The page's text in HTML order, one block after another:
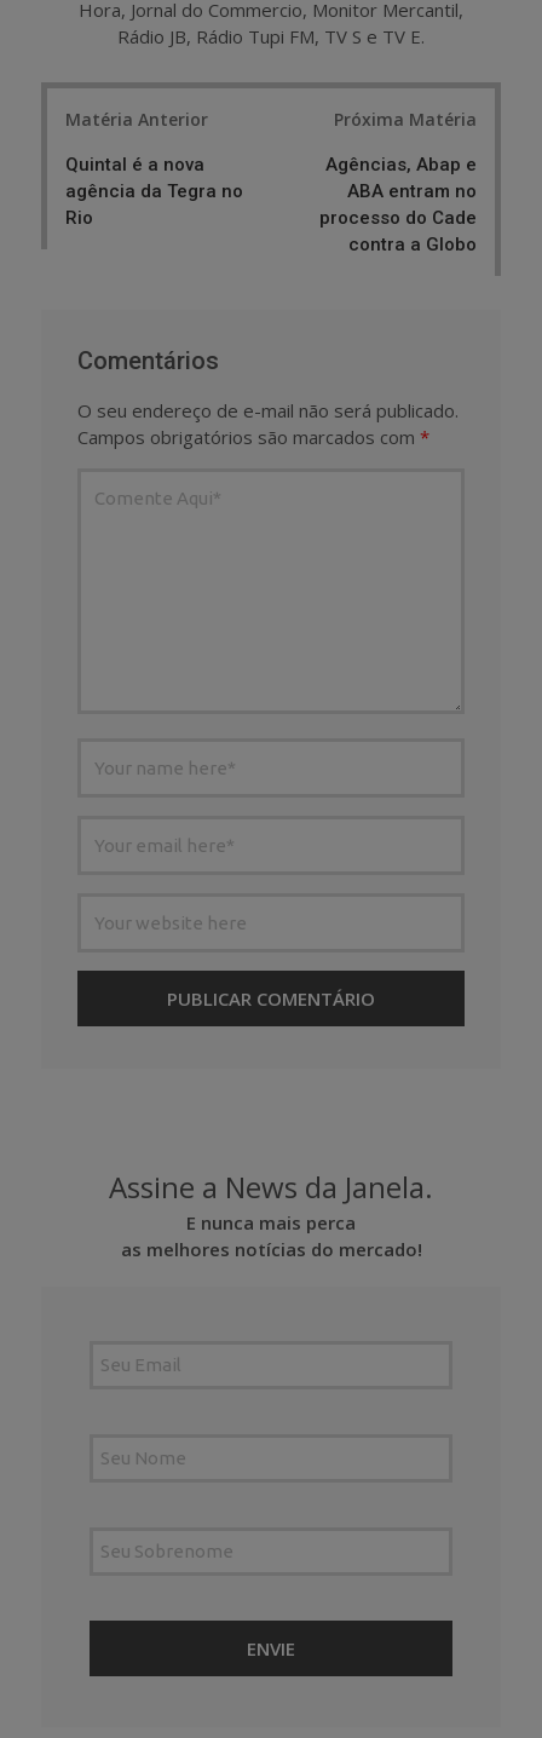
Hora, Jornal do Commercio, Monitor Mercantil,
Rádio JB, Rádio Tupi FM, TV S e TV E.
Matéria Anterior
Quintal é a nova
agência da Tegra no
Rio
Próxima Matéria
Agências, Abap e
ABA entram no
processo do Cade
contra a Globo
Comentários
O seu endereço de e-mail não será publicado.
Campos obrigatórios são marcados com *
Assine a News da Janela.
E nunca mais perca
as melhores notícias do mercado!